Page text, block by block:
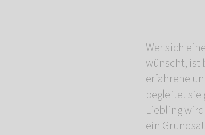
Wer sich
wünscht, ist
erfahrene
begleitet sie
Liebling
ein